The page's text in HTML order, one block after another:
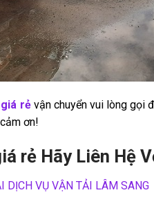
rẻvận chuyển vui lòng gọi
ơn!
rẻ Hãy Liên Hệ
DỊCH VỤ VẬN TẢI LÂM SANG